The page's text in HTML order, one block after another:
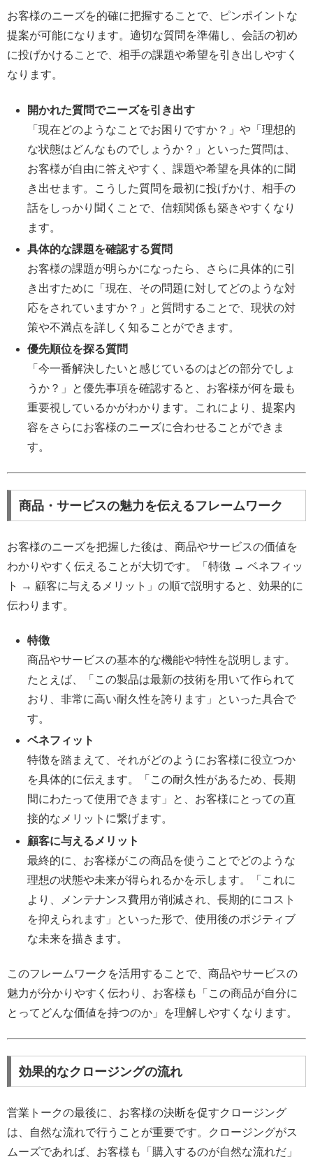
お客様のニーズを的確に把握することで、ピンポイントな
提案が可能になります。適切な質問を準備し、会話の初め
に投げかけることで、相手の課題や希望を引き出しやすく
なります。
開かれた質問でニーズを引き出す
「現在どのようなことでお困りですか？」や「理想的
な状態はどんなものでしょうか？」といった質問は、
お客様が自由に答えやすく、課題や希望を具体的に聞
き出せます。こうした質問を最初に投げかけ、相手の
話をしっかり聞くことで、信頼関係も築きやすくなり
ます。
具体的な課題を確認する質問
お客様の課題が明らかになったら、さらに具体的に引
き出すために「現在、その問題に対してどのような対
応をされていますか？」と質問することで、現状の対
策や不満点を詳しく知ることができます。
優先順位を探る質問
「今一番解決したいと感じているのはどの部分でしょ
うか？」と優先事項を確認すると、お客様が何を最も
重要視しているかがわかります。これにより、提案内
容をさらにお客様のニーズに合わせることができま
す。
商品・サービスの魅力を伝えるフレームワーク
お客様のニーズを把握した後は、商品やサービスの価値を
わかりやすく伝えることが大切です。「特徴 → ベネフィッ
ト → 顧客に与えるメリット」の順で説明すると、効果的に
伝わります。
特徴
商品やサービスの基本的な機能や特性を説明します。
たとえば、「この製品は最新の技術を用いて作られて
おり、非常に高い耐久性を誇ります」といった具合で
す。
ベネフィット
特徴を踏まえて、それがどのようにお客様に役立つか
を具体的に伝えます。「この耐久性があるため、長期
間にわたって使用できます」と、お客様にとっての直
接的なメリットに繋げます。
顧客に与えるメリット
最終的に、お客様がこの商品を使うことでどのような
理想の状態や未来が得られるかを示します。「これに
より、メンテナンス費用が削減され、長期的にコスト
を抑えられます」といった形で、使用後のポジティブ
な未来を描きます。
このフレームワークを活用することで、商品やサービスの
魅力が分かりやすく伝わり、お客様も「この商品が自分に
とってどんな価値を持つのか」を理解しやすくなります。
効果的なクロージングの流れ
営業トークの最後に、お客様の決断を促すクロージング
は、自然な流れで行うことが重要です。クロージングがス
ムーズであれば、お客様も「購入するのが自然な流れだ」